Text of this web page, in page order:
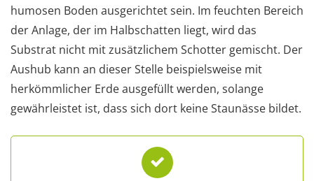
humosen Boden ausgerichtet sein. Im feuchten Bereich
der Anlage, der im Halbschatten liegt, wird das
Substrat nicht mit zusätzlichem Schotter gemischt. Der
Aushub kann an dieser Stelle beispielsweise mit
herkömmlicher Erde ausgefüllt werden, solange
gewährleistet ist, dass sich dort keine Staunässe bildet.